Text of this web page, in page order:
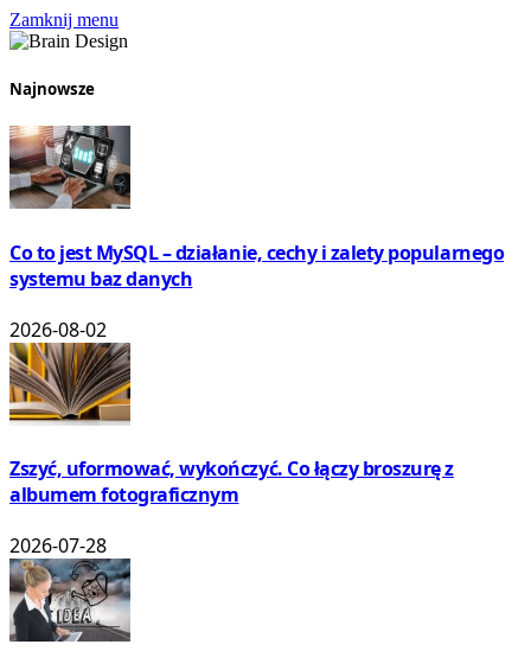
Zamknij menu
Najnowsze
Co to jest MySQL – działanie, cechy i zalety popularnego
systemu baz danych
2026-08-02
Zszyć, uformować, wykończyć. Co łączy broszurę z
albumem fotograficznym
2026-07-28